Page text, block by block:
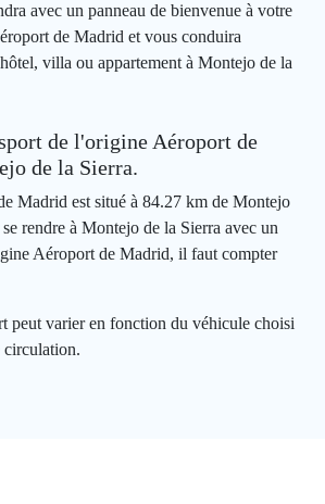
avec un panneau de bienvenue à votre
de Madrid et vous conduira
villa ou appartement à Montejo de la
de l'origine Aéroport de
de la Sierra.
Madrid est situé à 84.27 km de Montejo
rendre à Montejo de la Sierra avec un
Aéroport de Madrid, il faut compter
peut varier en fonction du véhicule choisi
circulation.